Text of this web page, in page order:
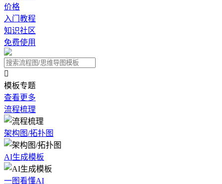
价格
入门教程
知识社区
免费使用

模板专题
查看更多
流程梳理
架构图/拓扑图
AI生成模板
一图看懂AI